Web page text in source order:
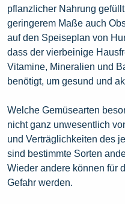
pflanzlicher Nahrung
geringerem Maße auch
auf den Speiseplan von
dass der vierbeinige
Vitamine, Mineralien und
benötigt, um gesund und
Welche Gemüsearten
nicht ganz unwesentlich
und Verträglichkeiten des
sind bestimmte Sorten
Wieder andere können für
Gefahr werden.